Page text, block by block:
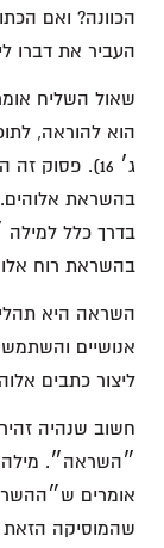
הכוונה? ואם
העביר את דברו
שאול השליח
הוא להוראה,
ג׳ 16). פסוק
בדרך כלל
בהשראת רוח
השראה היא
אנושיים
ליצור כתבים
חשוב שנהיה
״השראה״. מילה
אומרים
שהמוסיקה